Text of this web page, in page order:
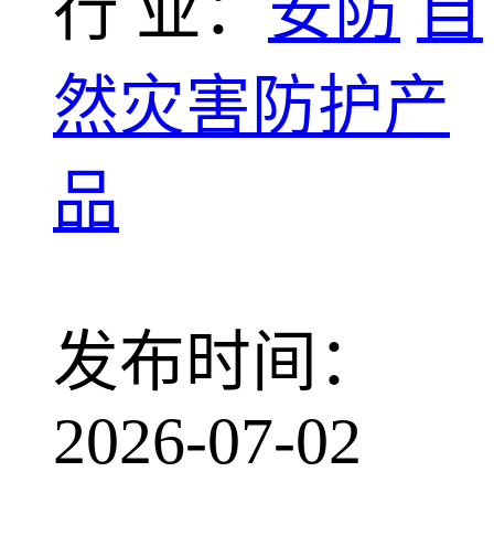
然灾害防护产
品
发布时间：
2026-07-02